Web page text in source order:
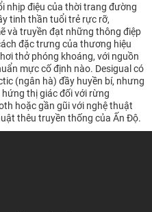
nhịp điệu của thời trang đường
tinh thần tuổi trẻ rực rỡ,
và truyền đạt những thông điệp
đặc trưng của thương hiệu
thở phóng khoáng, với nguồn
mực cố định nào. Desigual có
(ngân hà) đầy huyền bí, nhưng
thị giác đối với rừng
hoặc gần gũi với nghệ thuật
thêu truyền thống của Ấn Độ.